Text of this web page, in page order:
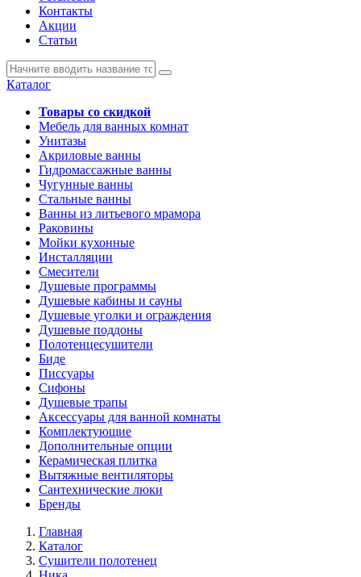
Контакты
Акции
Статьи
Каталог
Товары со скидкой
Мебель для ванных комнат
Унитазы
Акриловые ванны
Гидромассажные ванны
Чугунные ванны
Стальные ванны
Ванны из литьевого мрамора
Раковины
Мойки кухонные
Инсталляции
Смесители
Душевые программы
Душевые кабины и сауны
Душевые уголки и ограждения
Душевые поддоны
Полотенцесушители
Биде
Писсуары
Сифоны
Душевые трапы
Аксессуары для ванной комнаты
Комплектующие
Дополнительные опции
Керамическая плитка
Вытяжные вентиляторы
Сантехнические люки
Бренды
Главная
Каталог
Сушители полотенец